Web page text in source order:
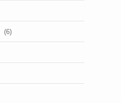
(6)